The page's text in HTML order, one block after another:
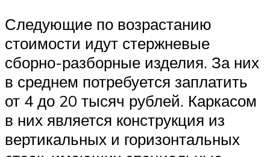
Следующие по возрастанию
стоимости идут стержневые
сборно-разборные изделия. За них
в среднем потребуется заплатить
от 4 до 20 тысяч рублей. Каркасом
в них является конструкция из
вертикальных и горизонтальных